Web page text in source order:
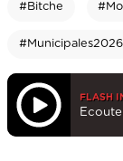
#Bitche
#Municipales2026
FLASH